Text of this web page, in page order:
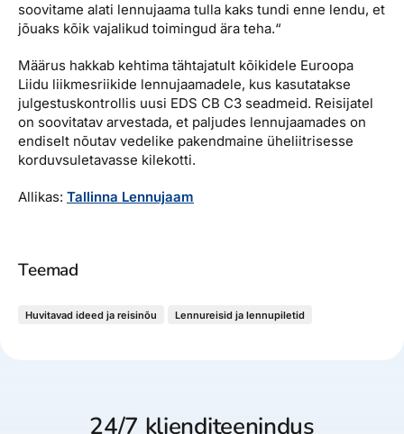
soovitame alati lennujaama tulla kaks tundi enne lendu, et
jõuaks kõik vajalikud toimingud ära teha.“
Määrus hakkab kehtima tähtajatult kõikidele Euroopa
Liidu liikmesriikide lennujaamadele, kus kasutatakse
julgestuskontrollis uusi EDS CB C3 seadmeid. Reisijatel
on soovitatav arvestada, et paljudes lennujaamades on
endiselt nõutav vedelike pakendmaine üheliitrisesse
korduvsuletavasse kilekotti.
Allikas: Tallinna Lennujaam
Teemad
Huvitavad ideed ja reisinõu Lennureisid ja lennupiletid
24/7 klienditeenindus